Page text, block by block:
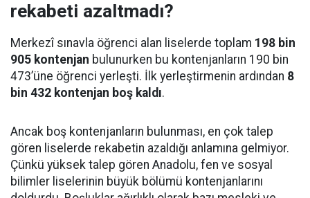
rekabeti azaltmadı?
Merkezî sınavla öğrenci alan liselerde toplam 198 bin
905 kontenjan bulunurken bu kontenjanların 190 bin
473’üne öğrenci yerleşti. İlk yerleştirmenin ardından 8
bin 432 kontenjan boş kaldı.
Ancak boş kontenjanların bulunması, en çok talep
gören liselerde rekabetin azaldığı anlamına gelmiyor.
Çünkü yüksek talep gören Anadolu, fen ve sosyal
bilimler liselerinin büyük bölümü kontenjanlarını